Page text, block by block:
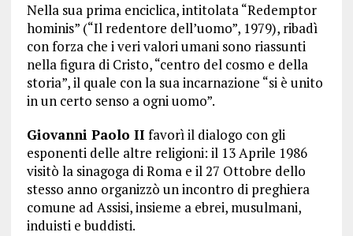
Nella sua prima enciclica, intitolata “Redemptor
hominis” (“Il redentore dell’uomo”, 1979), ribadì
con forza che i veri valori umani sono riassunti
nella figura di Cristo, “centro del cosmo e della
storia”, il quale con la sua incarnazione “si è unito
in un certo senso a ogni uomo”.
Giovanni Paolo II favorì il dialogo con gli
esponenti delle altre religioni: il 13 Aprile 1986
visitò la sinagoga di Roma e il 27 Ottobre dello
stesso anno organizzò un incontro di preghiera
comune ad Assisi, insieme a ebrei, musulmani,
induisti e buddisti.